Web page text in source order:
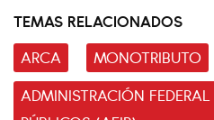
TEMAS RELACIONADOS
ARCA
MONOTRIBUTO
ADMINISTRACIÓN